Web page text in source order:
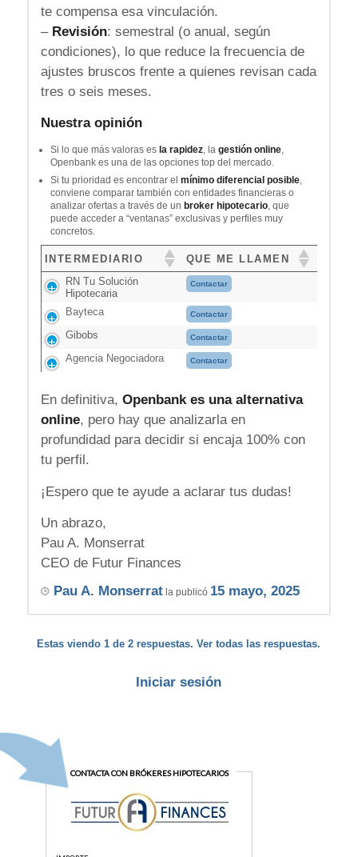
te compensa esa vinculación.
– Revisión: semestral (o anual, según
condiciones), lo que reduce la frecuencia de
ajustes bruscos frente a quienes revisan cada
tres o seis meses.
Nuestra opinión
Si lo que más valoras es la rapidez, la gestión online,
Openbank es una de las opciones top del mercado.
Si tu prioridad es encontrar el mínimo diferencial posible,
conviene comparar también con entidades financieras o
analizar ofertas a través de un broker hipotecario, que
puede acceder a “ventanas” exclusivas y perfiles muy
concretos.
INTERMEDIARIO
QUE ME LLAMEN
RN Tu Solución
Hipotecaria
Contactar
Bayteca Contactar
Gibobs Contactar
Agencia Negociadora Contactar
En definitiva, Openbank es una alternativa
online, pero hay que analizarla en
profundidad para decidir si encaja 100% con
tu perfil.
¡Espero que te ayude a aclarar tus dudas!
Un abrazo,
Pau A. Monserrat
CEO de Futur Finances
Pau A. Monserratla publicó 15 mayo, 2025
Estas viendo 1 de 2 respuestas. Ver todas las respuestas.
Iniciar sesión